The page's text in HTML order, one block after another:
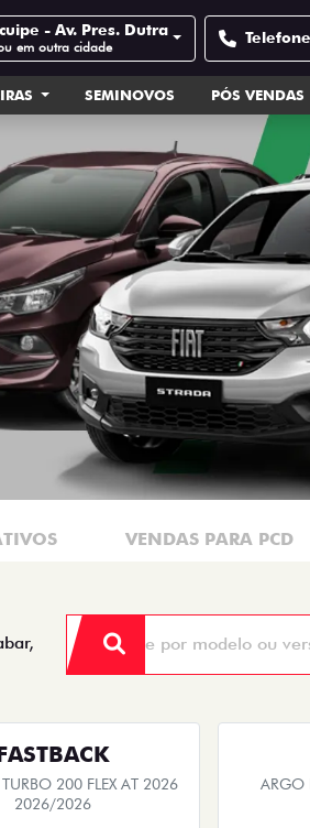
- Av. Pres. Dutra
em outra cidade
SEMINOVOS PÓS VENDAS
VENDAS PARA PCD
TURBO 200 FLEX AT 2026
2026/2026
ARGO